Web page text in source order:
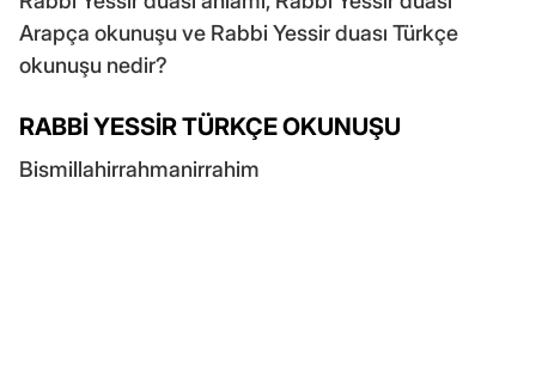
Arapça okunuşu ve Rabbi Yessir duası Türkçe
okunuşu nedir?
RABBİ YESSİR TÜRKÇE OKUNUŞU
Bismillahirrahmanirrahim